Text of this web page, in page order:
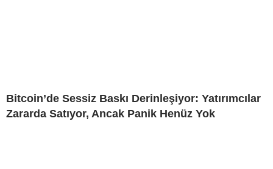
Bitcoin’de Sessiz Baskı Derinleşiyor: Yatırımcılar
Zararda Satıyor, Ancak Panik Henüz Yok